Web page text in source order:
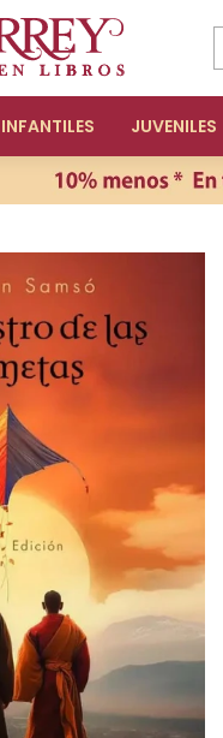
INFANTILES JUVENILES